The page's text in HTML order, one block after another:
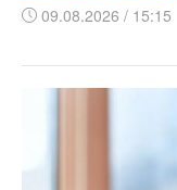
09.08.2026 / 15:15